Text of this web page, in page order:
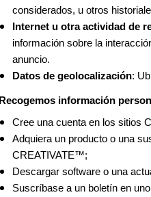
considerados, u otros
Internet u otra actividad de
información sobre la
anuncio.
Datos de geolocalización:
Recogemos información
Cree una cuenta en los sitios
Adquiera un producto o una
CREATIVATE™;
Descargar software o una
Suscríbase a un boletín en